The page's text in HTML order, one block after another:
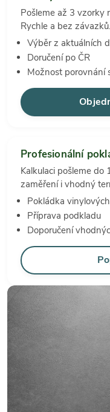
Pošleme až 3 vzorky
Rychle a bez závazků.
Výběr z aktuálních
Doručení po ČR
Možnost porovnání
Profesionální
Kalkulaci pošleme do
zaměření i vhodný
Pokládka
Příprava podkladu
Doporučení